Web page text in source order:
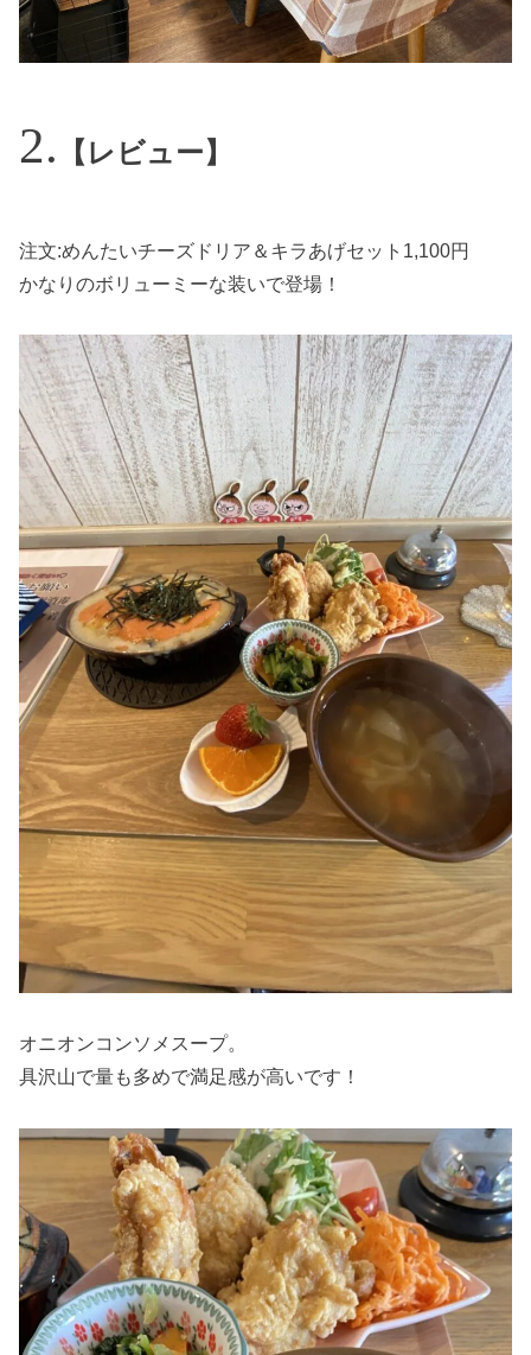
【レビュー】
注文:めんたいチーズドリア＆キラあげセット1,100円
かなりのボリューミーな装いで登場！
オニオンコンソメスープ。
具沢山で量も多めで満足感が高いです！